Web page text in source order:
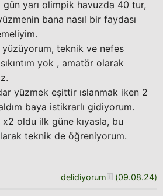
yarı olimpik havuzda 40 tur,
bana nasıl bir faydası
teknik ve nefes
yok , amatör olarak
yüzmek eşittir ıslanmak iken 2
baya istikrarlı gidiyorum.
x2 oldu ilk güne kıyasla, bu
teknik de öğreniyorum.
delidiyorum (09.08.24)